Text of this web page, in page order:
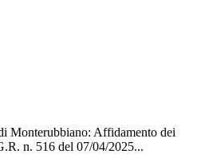
Monterubbiano: Affidamento dei
n. 516 del 07/04/2025...